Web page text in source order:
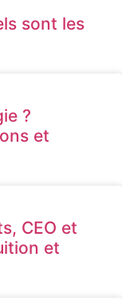
sont les
?
et
CEO et
et